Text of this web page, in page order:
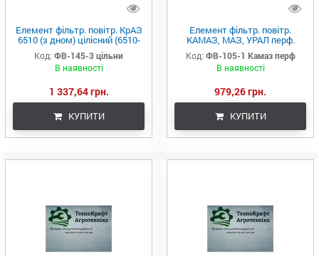
Елемент фільтр. повітр. КрАЗ
6510 (з дном) цілісний (6510-
1109080) (Україна)
Код: ФВ-145-3 цільни
В наявності
1 337,64 грн.
КУПИТИ
Елемент фільтр. повітр.
КАМАЗ, МАЗ, УРАЛ перф.
(Україна)
Код: ФВ-105-1 Камаз перф
В наявності
979,26 грн.
КУПИТИ